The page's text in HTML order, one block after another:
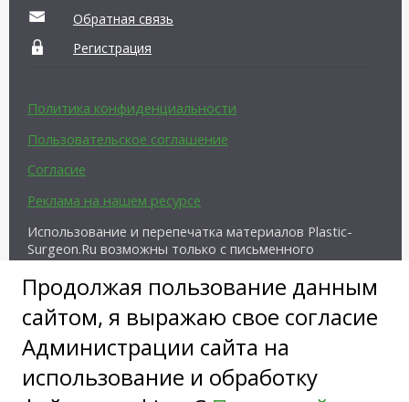
Продолжая пользование данным
сайтом, я выражаю свое согласие
Администрации сайта на
использование и обработку
Обратная связь
Регистрация
Политика конфиденциальности
Пользовательское соглашение
Согласие
Реклама на нашем ресурсе
Использование и перепечатка материалов Plastic-
Surgeon.Ru возможны только с письменного
разрешения администрации и при наличии
активной ссылки на источник.